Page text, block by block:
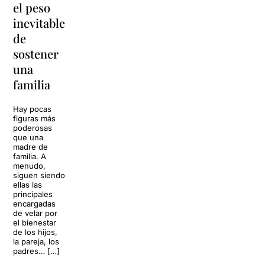
el peso
inevitable
de
sostener
una
familia
Hay pocas
figuras más
poderosas
que una
madre de
familia. A
menudo,
siguen siendo
ellas las
principales
encargadas
de velar por
el bienestar
de los hijos,
la pareja, los
padres… […]